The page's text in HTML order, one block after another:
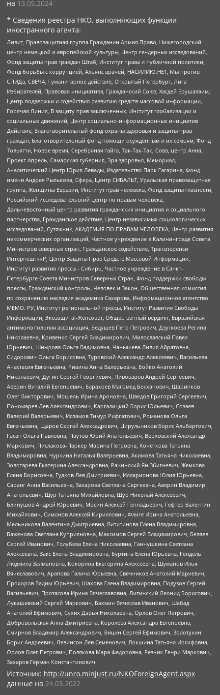
на 13.05.2024
* Сведения реестра НКО, выполняющих функции
иностранного агента:
Лилит, Правозащитная группа Гражданин.Армия.Право, Нижегородский
центр немецкой и европейской культуры, Центр гендерных исследований,
Фонд защиты прав граждан Штаб, Институт права и публичной политики,
Фонд борьбы с коррупцией, Альянс врачей, НАСИЛИЮ.НЕТ, Мы против
СПИДа, СВЕЧА, Гуманитарное действие, Открытый Петербург, Лига
Избирателей, Правовая инициатива, Гражданский Союз, Хасдей Ерушалаим,
Центр поддержки и содействия развитию средств массовой информации,
Горячая Линия, В защиту прав заключенных, Институт глобализации и
социальных движений, Центр социально-информационных инициатив
Действие, Благотворительный фонд охраны здоровья и защиты прав
граждан, Благотворительный фонд помощи осужденным и их семьям, Фонд
Тольятти, Новое время, Серебряная тайга, Так-Так-Так, Сова, центр Анна,
Проект Апрель, Самарская губерния, Эра здоровья, Мемориал,
Аналитический Центр Юрия Левады, Издательство Парк Гагарина, Фонд
имени Андрея Рылькова, Сфера, Центр СИБАЛЬТ, Уральская правозащитная
группа, Женщины Евразии, Институт прав человека, Фонд защиты гласности,
Российский исследовательский центр по правам человека,
Дальневосточный центр развития гражданских инициатив и социального
партнерства, Гражданское действие, Центр независимых социологических
исследований, Сутяжник, АКАДЕМИЯ ПО ПРАВАМ ЧЕЛОВЕКА, Центр развития
некоммерческих организаций, Частное учреждение в Калининграде Совета
Министров северных стран, Гражданское содействие, Трансперенси
Интернешнл-Р, Центр Защиты Прав Средств Массовой Информации,
Институт развития прессы - Сибирь, Частное учреждение в Санкт-
Петербурге Совета Министров Северных Стран, Фонд поддержки свободы
прессы, Гражданский контроль, Человек и Закон, Общественная комиссия
по сохранению наследия академика Сахарова, Информационное агентство
МЕМО. РУ, Институт региональной прессы, Институт Развития Свободы
Информации, Экозащита!-Женсовет, Общественный вердикт, Евразийская
антимонопольная ассоциация, Бедушев Петр Петрович, Дзугкоева Регина
Николаевна, Кривенко Сергей Владимирович, Милославский Павел
Юрьевич, Шнырова Ольга Вадимовна, Чанышева Лилия Айратовна,
Сидорович Ольга Борисовна, Туровский Александр Алексеевич, Васильева
Анастасия Евгеньевна, Ривина Анна Валерьевна, Бойко Анатолий
Николаевич, Дугин Сергей Георгиевич, Пивоваров Андрей Сергеевич,
Аверин Виталий Евгеньевич, Барахоев Магомед Бекханович, Шарипков
Олег Викторович, Мошель Ирина Ароновна, Шведов Григорий Сергеевич,
Пономарев Лев Александрович, Каргалицкий Борис Юльевич, Созаев
Валерий Валерьевич, Исламов Тимур Рифгатович, Романова Ольга
Евгеньевна, Щаров Сергей Алексадрович, Цирульников Борис Альбертович,
Гасан Ольга Павловна, Паутов Юрий Анатольевич, Верховский Александр
Маркович, Пислакова-Паркер Марина Петровна, Кочеткова Татьяна
Владимировна, Чуркина Наталья Валерьевна, Акимова Татьяна Николаевна,
Золотарева Екатерина Александровна, Рачинский Ян Збигневич, Жемкова
Елена Борисовна, Гудков Лев Дмитриевич, Илларионова Юлия Юрьевна,
Саранг Анна Васильевна, Захарова Светлана Сергеевна, Аверин Владимир
Анатольевич, Щур Татьяна Михайловна, Щур Николай Алексеевич,
Блинушов Андрей Юрьевич, Мосин Алексей Геннадьевич, Гефтер Валентин
Михайлович, Симонов Алексей Кириллович, Флиге Ирина Анатольевна,
Мельникова Валентина Дмитриевна, Вититинова Елена Владимировна,
Баженова Светлана Куприяновна, Максимов Сергей Владимирович, Беляев
Сергей Иванович, Голубева Елена Николаевна, Ганнушкина Светлана
Алексеевна, Закс Елена Владимировна, Буртина Елена Юрьевна, Гендель
Людмила Залмановна, Кокорина Екатерина Алексеевна, Шуманов Илья
Вячеславович, Арапова Галина Юрьевна, Свечников Анатолий Мариевич,
Прохоров Вадим Юрьевич, Шахова Елена Владимировна, Подузов Сергей
Васильевич, Протасова Ирина Вячеславовна, Литинский Леонид Борисович,
Лукашевский Сергей Маркович, Бахмин Вячеслав Иванович, Шабад
Анатолий Ефимович, Сухих Дарья Николаевна, Орлов Олег Петрович,
Добровольская Анна Дмитриевна, Королева Александра Евгеньевна,
Смирнов Владимир Александрович, Вицин Сергей Ефимович, Золотухин
Борис Андреевич, Левинсон Лев Семенович, Локшина Татьяна Иосифовна,
Орлов Олег Петрович, Полякова Мара Федоровна, Резник Генри Маркович,
Захаров Герман Константинович
Источник: http://unro.minjust.ru/NKOForeignAgent.aspx
данные на 24.03.2022